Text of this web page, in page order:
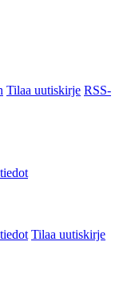
Tilaa uutiskirje RSS-
Tilaa uutiskirje